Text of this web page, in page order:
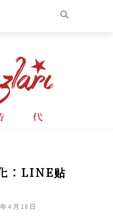
：LINE贴
4 月 18 日